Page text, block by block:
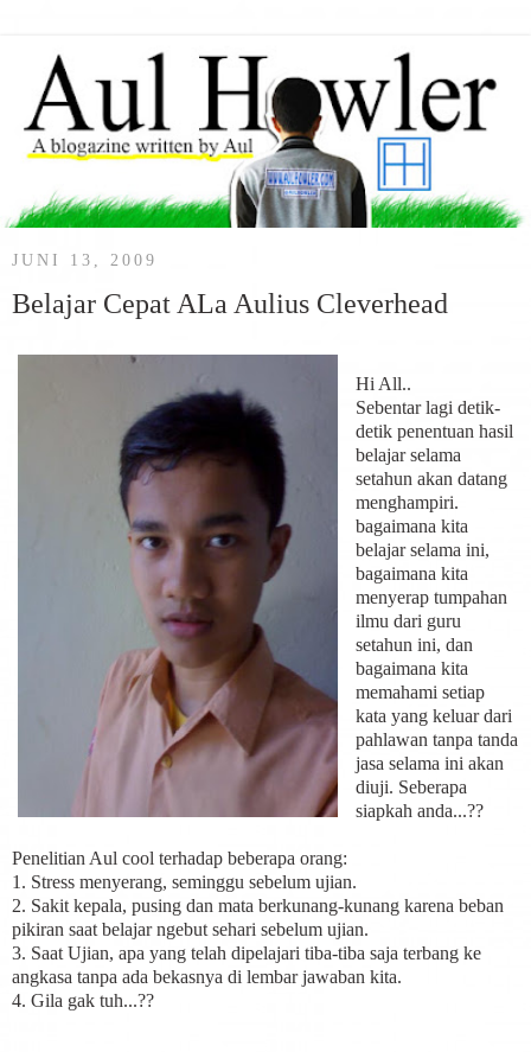
JUNI 13, 2009
Belajar Cepat ALa Aulius Cleverhead
Hi All..
Sebentar lagi detik-
detik penentuan hasil
belajar selama
setahun akan datang
menghampiri.
bagaimana kita
belajar selama ini,
bagaimana kita
menyerap tumpahan
ilmu dari guru
setahun ini, dan
bagaimana kita
memahami setiap
kata yang keluar dari
pahlawan tanpa tanda
jasa selama ini akan
diuji. Seberapa
siapkah anda...??
Penelitian Aul cool terhadap beberapa orang:
1. Stress menyerang, seminggu sebelum ujian.
2. Sakit kepala, pusing dan mata berkunang-kunang karena beban
pikiran saat belajar ngebut sehari sebelum ujian.
3. Saat Ujian, apa yang telah dipelajari tiba-tiba saja terbang ke
angkasa tanpa ada bekasnya di lembar jawaban kita.
4. Gila gak tuh...??